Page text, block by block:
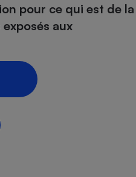
pour ce qui est de la
aux
Assurance emprunteur
Gros électroménager
Internet
Téléphonie